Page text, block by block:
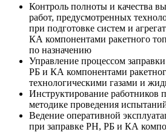
Контроль полноты и качества
работ, предусмотренных
при подготовке систем и
КА компонентами ракетного
по назначению
Управление процессом
РБ и КА компонентами
технологическими газами и
Инструктирование работников
методике проведения
Ведение оперативной
при заправке РН, РБ и КА